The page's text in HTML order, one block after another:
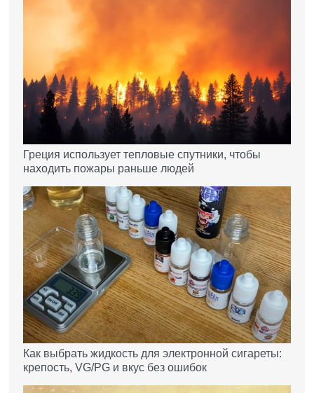
Греция использует тепловые спутники, чтобы
находить пожары раньше людей
Как выбрать жидкость для электронной сигареты:
крепость, VG/PG и вкус без ошибок